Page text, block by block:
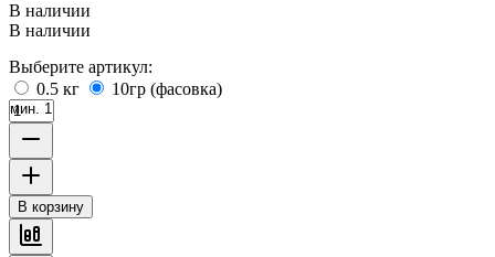
В наличии
В наличии
Выберите артикул:
0.5 кг
10гр (фасовка)
мин. 1
В корзину